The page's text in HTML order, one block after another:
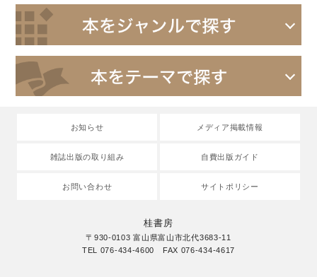
お知らせ メディア掲載情報
雑誌出版の取り組み 自費出版ガイド
お問い合わせ サイトポリシー
桂書房
〒930-0103 富山県富山市北代3683-11
TEL 076-434-4600 FAX 076-434-4617